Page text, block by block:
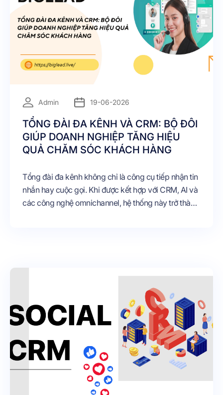
Admin 19-06-2026
TỔNG ĐÀI ĐA KÊNH VÀ CRM: BỘ ĐÔI
GIÚP DOANH NGHIỆP TĂNG HIỆU
QUẢ CHĂM SÓC KHÁCH HÀNG
Tổng đài đa kênh không chỉ là công cụ tiếp nhận tin
nhắn hay cuộc gọi. Khi được kết hợp với CRM, AI và
các công nghệ omnichannel, hệ thống này trở thành